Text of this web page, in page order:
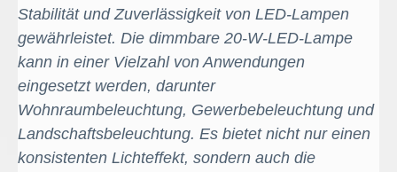
Stabilität und Zuverlässigkeit von LED-Lampen
gewährleistet. Die dimmbare 20-W-LED-Lampe
kann in einer Vielzahl von Anwendungen
eingesetzt werden, darunter
Wohnraumbeleuchtung, Gewerbebeleuchtung und
Landschaftsbeleuchtung. Es bietet nicht nur einen
konsistenten Lichteffekt, sondern auch die